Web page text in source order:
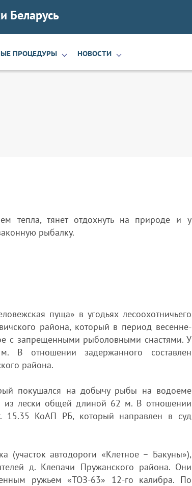
Беларусь
ПРОЦЕДУРЫ НОВОСТИ
тепла, тянет отдохнуть на природе и у
рыбалку.
пуща» в угодьях лесоохотничьего
района, который в период весенне-
с запрещенными рыболовными снастями. У
отношении задержанного составлен
района.
покушался на добычу рыбы на водоеме
из лески общей длиной 62 м. В отношении
15.35 КоАП РБ, который направлен в суд
(участок автодороги «Клетное – Бакуны»),
д. Клепачи Пружанского района. Они
ружьем «ТОЗ-63» 12-го калибра. По